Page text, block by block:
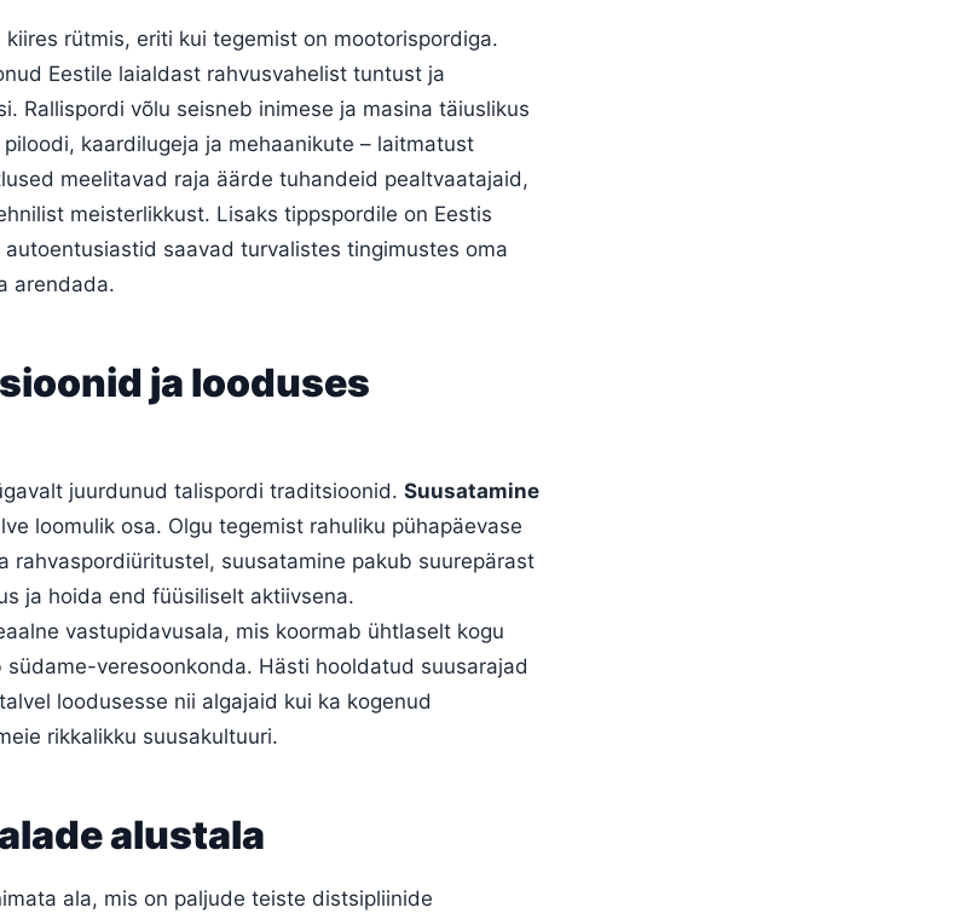
rütmis, eriti kui tegemist on mootorispordiga.
Eestile laialdast rahvusvahelist tuntust ja
Rallispordi võlu seisneb inimese ja masina täiuslikus
kaardilugeja ja mehaanikute – laitmatust
meelitavad raja äärde tuhandeid pealtvaatajaid,
meisterlikkust. Lisaks tippspordile on Eestis
saavad turvalistes tingimustes oma
arendada.
ja looduses
juurdunud talispordi traditsioonid. Suusatamine
loomulik osa. Olgu tegemist rahuliku pühapäevase
rahvaspordiüritustel, suusatamine pakub suurepärast
ja hoida end füüsiliselt aktiivsena.
vastupidavusala, mis koormab ühtlaselt kogu
veresoonkonda. Hästi hooldatud suusarajad
loodusesse nii algajaid kui ka kogenud
rikkalikku suusakultuuri.
alustala
ala, mis on paljude teiste distsipliinide